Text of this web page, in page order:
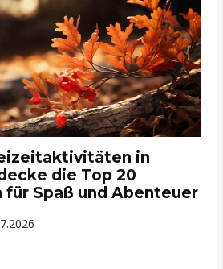
in
die Top 20
Spaß und Abenteuer